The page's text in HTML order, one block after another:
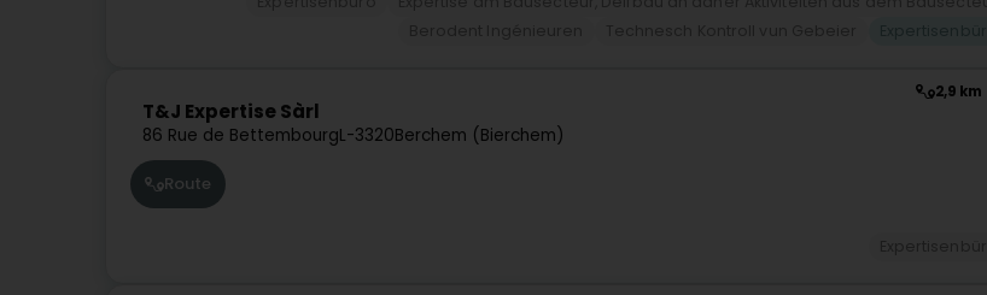
2,9 km
T&J Expertise Sàrl
86 Rue de BettembourgL-3320Berchem (Bierchem)
Route